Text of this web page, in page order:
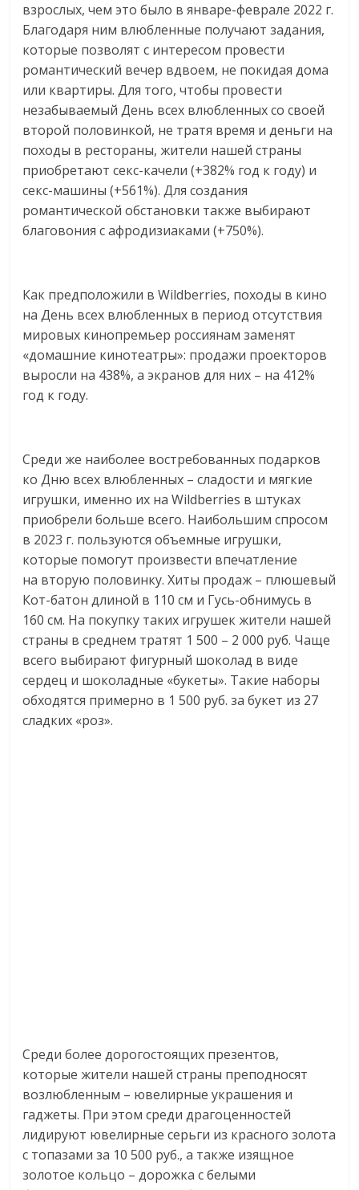
обсудить
эти
изменения
читателем.
взрослых, чем это было в январе-феврале 2022 г.
Благодаря ним влюбленные получают задания,
которые позволят с интересом провести
романтический вечер вдвоем, не покидая дома
или квартиры. Для того, чтобы провести
незабываемый День всех влюбленных со своей
второй половинкой, не тратя время и деньги на
походы в рестораны, жители нашей страны
приобретают секс-качели (+382% год к году) и
секс-машины (+561%). Для создания
романтической обстановки также выбирают
благовония с афродизиаками (+750%).
Как предположили в Wildberries, походы в кино
на День всех влюбленных в период отсутствия
мировых кинопремьер россиянам заменят
«домашние кинотеатры»: продажи проекторов
выросли на 438%, а экранов для них – на 412%
год к году.
Среди же наиболее востребованных подарков
ко Дню всех влюбленных – сладости и мягкие
игрушки, именно их на Wildberries в штуках
приобрели больше всего. Наибольшим спросом
в 2023 г. пользуются объемные игрушки,
которые помогут произвести впечатление
на вторую половинку. Хиты продаж – плюшевый
Кот-батон длиной в 110 см и Гусь-обнимусь в
160 см. На покупку таких игрушек жители нашей
страны в среднем тратят 1 500 – 2 000 руб. Чаще
всего выбирают фигурный шоколад в виде
сердец и шоколадные «букеты». Такие наборы
обходятся примерно в 1 500 руб. за букет из 27
сладких «роз».
Среди более дорогостоящих презентов,
которые жители нашей страны преподносят
возлюбленным – ювелирные украшения и
гаджеты. При этом среди драгоценностей
лидируют ювелирные серьги из красного золота
с топазами за 10 500 руб., а также изящное
золотое кольцо – дорожка с белыми